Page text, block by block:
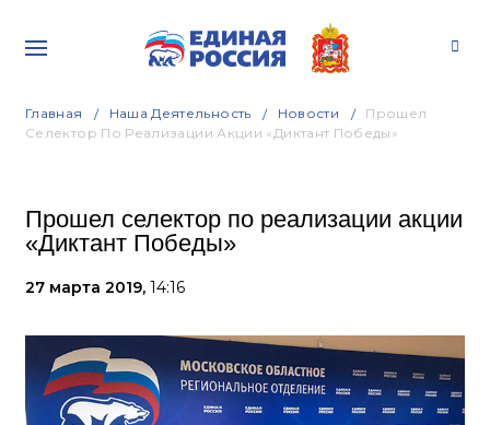
Главная Наша Деятельность Новости
Прошел
Селектор По Реализации Акции «Диктант Победы»
Прошел селектор по реализации акции
«Диктант Победы»
27 марта 2019, 14:16